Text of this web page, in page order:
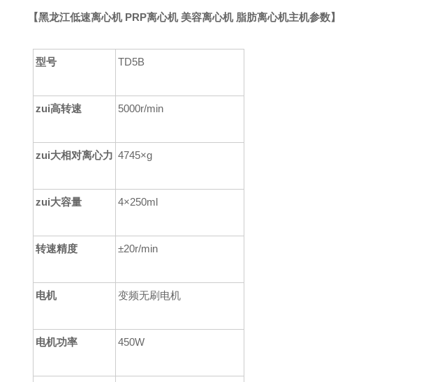
【黑龙江低速离心机 PRP离心机 美容离心机 脂肪离心机主机参数】
型号 TD5B
zui高转速 5000r/min
zui大相对离心力 4745×g
zui大容量 4×250ml
转速精度 ±20r/min
电机 变频无刷电机
电机功率 450W